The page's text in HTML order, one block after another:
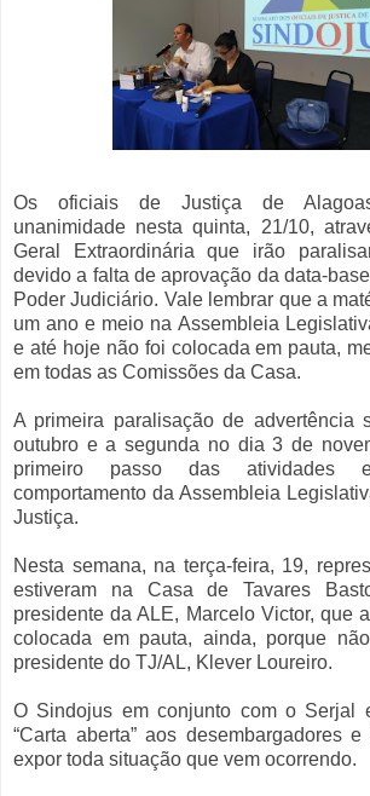
Os oficiais de Justiça de
unanimidade nesta quinta, 21/10,
Geral Extraordinária que irão
devido a falta de aprovação da data-
Poder Judiciário. Vale lembrar que a
um ano e meio na Assembleia
e até hoje não foi colocada em pauta,
em todas as Comissões da Casa.
A primeira paralisação de advertência
outubro e a segunda no dia 3 de
primeiro passo das atividades
comportamento da Assembleia
Justiça.
Nesta semana, na terça-feira, 19,
estiveram na Casa de Tavares
presidente da ALE, Marcelo Victor, que
colocada em pauta, ainda, porque
presidente do TJ/AL, Klever Loureiro.
O Sindojus em conjunto com o Serjal
“Carta aberta” aos desembargadores
expor toda situação que vem ocorrendo.